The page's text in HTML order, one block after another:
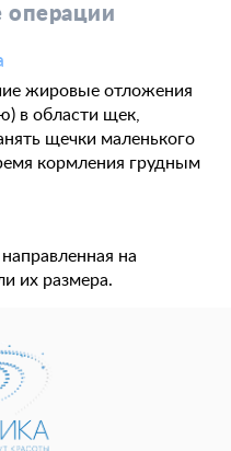
операции
жировые отложения
в области щек,
щечки маленького
кормления грудным
на
их размера.